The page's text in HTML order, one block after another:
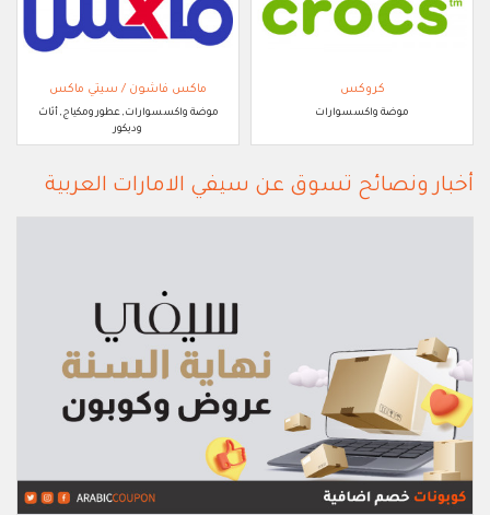
كروكس
موضة واكسسوارات
ماكس فاشون / سيتي ماكس
موضة واكسسوارات, عطور ومكياج, أثاث
وديكور
أخبار ونصائح تسوق عن سيفي الامارات العربية